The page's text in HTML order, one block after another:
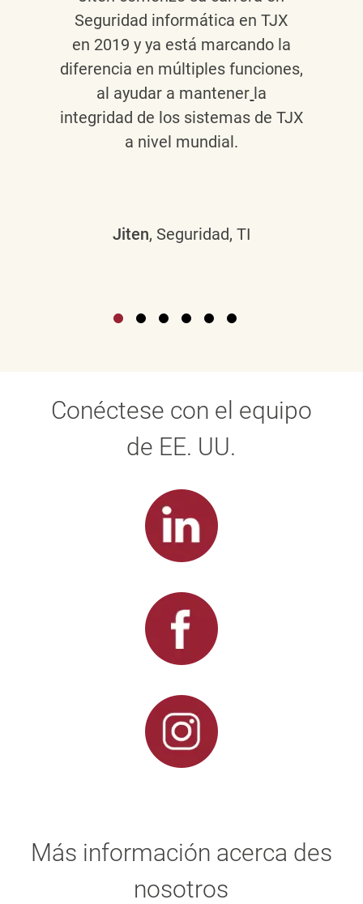
Seguridad informática en TJX
en 2019 y ya está marcando la
diferencia en múltiples funciones,
al ayudar a mantener la
integridad de los sistemas de TJX
a nivel mundial.
Jiten, Seguridad, TI
Conéctese con el equipo
de EE. UU.
Más información acerca des
nosotros